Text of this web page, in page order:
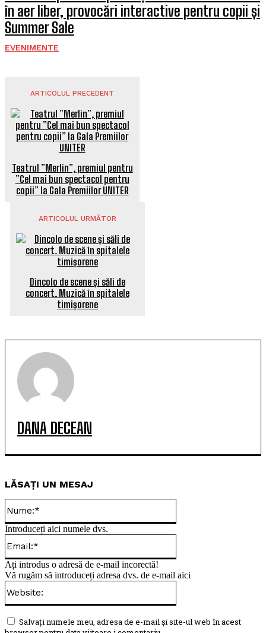
în aer liber, provocări interactive pentru copii și
Summer Sale
EVENIMENTE
ARTICOLUL PRECEDENT
Teatrul ”Merlin”, premiul pentru
”Cel mai bun spectacol pentru
copii” la Gala Premiilor UNITER
ARTICOLUL URMĂTOR
Dincolo de scene și săli de
concert. Muzică în spitalele
timișorene
DANA DECEAN
LĂSAȚI UN MESAJ
Introduceți aici numele dvs.
Ați introdus o adresă de e-mail incorectă!
Vă rugăm să introduceți adresa dvs. de e-mail aici
Salvați numele meu, adresa de e-mail și site-ul web în acest